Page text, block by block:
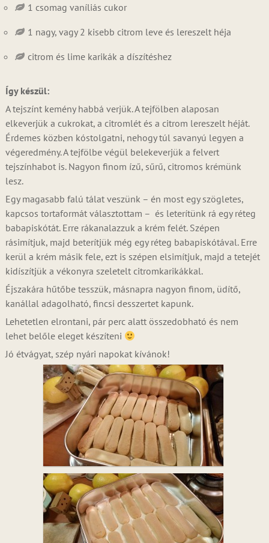
1 csomag vaníliás cukor
1 nagy, vagy 2 kisebb citrom leve és lereszelt héja
citrom és lime karikák a díszítéshez
Így készül:
A tejszínt kemény habbá verjük. A tejfölben alaposan
elkeverjük a cukrokat, a citromlét és a citrom lereszelt héját.
Érdemes közben kóstolgatni, nehogy túl savanyú legyen a
végeredmény. A tejfölbe végül belekeverjük a felvert
tejszínhabot is. Nagyon finom ízű, sűrű, citromos krémünk
lesz.
Egy magasabb falú tálat veszünk – én most egy szögletes,
kapcsos tortaformát választottam – és leterítünk rá egy réteg
babapiskótát. Erre rákanalazzuk a krém felét. Szépen
rásimítjuk, majd beterítjük még egy réteg babapiskótával. Erre
kerül a krém másik fele, ezt is szépen elsimítjuk, majd a tetejét
kidíszítjük a vékonyra szeletelt citromkarikákkal.
Éjszakára hűtőbe tesszük, másnapra nagyon finom, üdítő,
kanállal adagolható, fincsi desszertet kapunk.
Lehetetlen elrontani, pár perc alatt összedobható és nem
lehet belőle eleget készíteni
Jó étvágyat, szép nyári napokat kívánok!